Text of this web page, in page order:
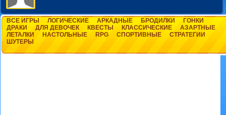
ВСЕ ИГРЫ ЛОГИЧЕСКИЕ АРКАДНЫЕ БРОДИЛКИ
ГОНКИ
ДРАКИ
ДЛЯ ДЕВОЧЕК КВЕСТЫ КЛАССИЧЕСКИЕ
АЗАРТНЫЕ
ЛЕТАЛКИ
НАСТОЛЬНЫЕ RPG СПОРТИВНЫЕ
СТРАТЕГИИ
ШУТЕРЫ